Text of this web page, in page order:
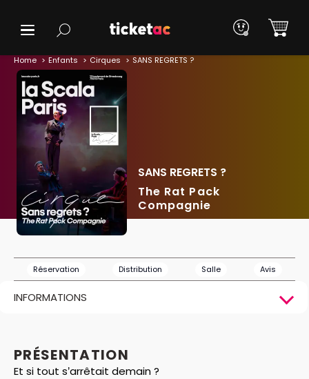
Home Enfants Cirques SANS REGRETS ?
SANS REGRETS ?
The Rat Pack
Compagnie
Réservation Distribution Salle Avis
INFORMATIONS
PRÉSENTATION
Et si tout s’arrêtait demain ?